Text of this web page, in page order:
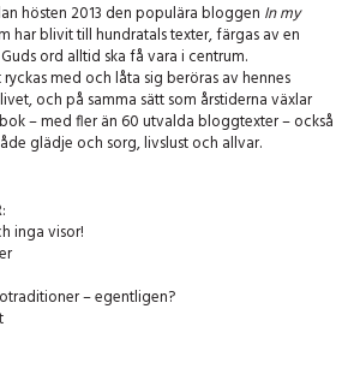
hösten 2013 den populära bloggen In my
har blivit till hundratals texter, färgas av en
ord alltid ska få vara i centrum.
med och låta sig beröras av hennes
och på samma sätt som årstiderna växlar
– med fler än 60 utvalda bloggtexter – också
glädje och sorg, livslust och allvar.
inga visor!
– egentligen?